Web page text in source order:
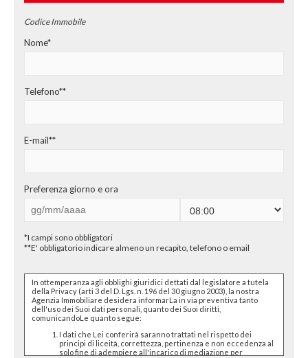
AFFITTO COMMERCIALE
CONTATTI
Codice Immobile
Nome*
Telefono**
E-mail**
Preferenza giorno e ora
*I campi sono obbligatori
**E' obbligatorio indicare almeno un recapito, telefono o email
In ottemperanza agli obblighi giuridici dettati dal legislatore a tutela
della Privacy (arti 3 del D. Lgs. n. 196 del 30 giugno 2003), la nostra
Agenzia Immobiliare desidera informarLa in via preventiva tanto
dell'uso dei Suoi dati personali, quanto dei Suoi diritti,
comunicandoLe quanto segue:
I dati che Lei conferirà saranno trattati nel rispetto dei
principi di liceità, correttezza, pertinenza e non eccedenza al
solo fine di adempiere all'incarico di mediazione per